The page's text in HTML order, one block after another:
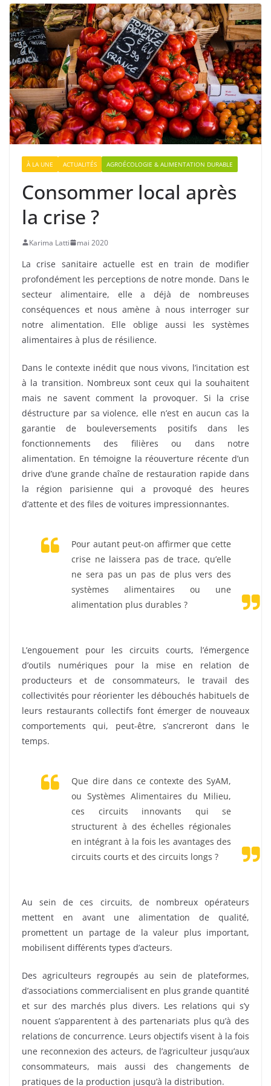
À LA UNE ACTUALITÉS AGROÉCOLOGIE & ALIMENTATION DURABLE
Consommer local après
la crise ?
Karima Latti mai 2020
La crise sanitaire actuelle est en train de modifier
profondément les perceptions de notre monde. Dans le
secteur alimentaire, elle a déjà de nombreuses
conséquences et nous amène à nous interroger sur
notre alimentation. Elle oblige aussi les systèmes
alimentaires à plus de résilience.
Dans le contexte inédit que nous vivons, l’incitation est
à la transition. Nombreux sont ceux qui la souhaitent
mais ne savent comment la provoquer. Si la crise
déstructure par sa violence, elle n’est en aucun cas la
garantie de bouleversements positifs dans les
fonctionnements des filières ou dans notre
alimentation. En témoigne la réouverture récente d’un
drive d’une grande chaîne de restauration rapide dans
la région parisienne qui a provoqué des heures
d’attente et des files de voitures impressionnantes.
Pour autant peut-on affirmer que cette
crise ne laissera pas de trace, qu’elle
ne sera pas un pas de plus vers des
systèmes alimentaires ou une
alimentation plus durables ?
L’engouement pour les circuits courts, l’émergence
d’outils numériques pour la mise en relation de
producteurs et de consommateurs, le travail des
collectivités pour réorienter les débouchés habituels de
leurs restaurants collectifs font émerger de nouveaux
comportements qui, peut-être, s’ancreront dans le
temps.
Que dire dans ce contexte des SyAM,
ou Systèmes Alimentaires du Milieu,
ces circuits innovants qui se
structurent à des échelles régionales
en intégrant à la fois les avantages des
circuits courts et des circuits longs ?
Au sein de ces circuits, de nombreux opérateurs
mettent en avant une alimentation de qualité,
promettent un partage de la valeur plus important,
mobilisent différents types d’acteurs.
Des agriculteurs regroupés au sein de plateformes,
d’associations commercialisent en plus grande quantité
et sur des marchés plus divers. Les relations qui s’y
nouent s’apparentent à des partenariats plus qu’à des
relations de concurrence. Leurs objectifs visent à la fois
une reconnexion des acteurs, de l’agriculteur jusqu’aux
consommateurs, mais aussi des changements de
pratiques de la production jusqu’à la distribution.